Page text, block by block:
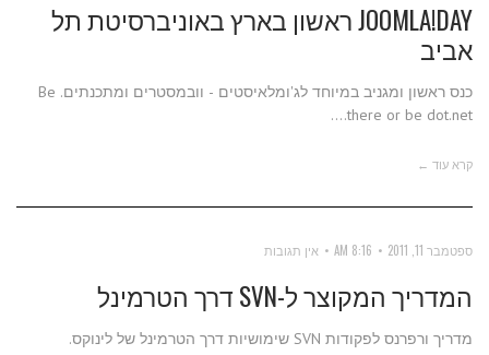
JOOMLA!DAY ראשון בארץ באוניברסיטת תל
אביב
כנס ראשון ומגניב במיוחד לג'ומלאיסטים - וובמסטרים ומתכנתים. Be
there or be dot.net....
קרא עוד ←
ספטמבר 11, 2011 8:16 AM אין תגובות
המדריך המקוצר ל-SVN דרך הטרמינל
מדריך ורפרנס לפקודות SVN שימושיות דרך הטרמינל של לינוקס.